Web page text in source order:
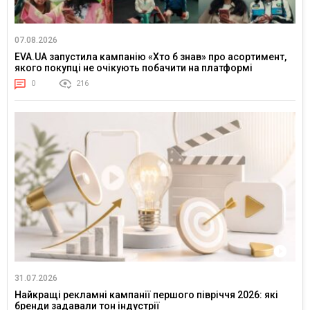
07.08.2026
EVA.UA запустила кампанію «Хто б знав» про асортимент,
якого покупці не очікують побачити на платформі
0 216
31.07.2026
Найкращі рекламні кампанії першого півріччя 2026: які
бренди задавали тон індустрії